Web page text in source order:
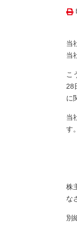
当
当
こ
28
に
当
す。
株
な
別